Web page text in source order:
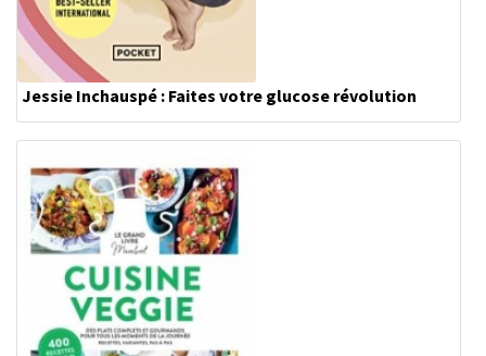
Jessie Inchauspé : Faites votre glucose révolution